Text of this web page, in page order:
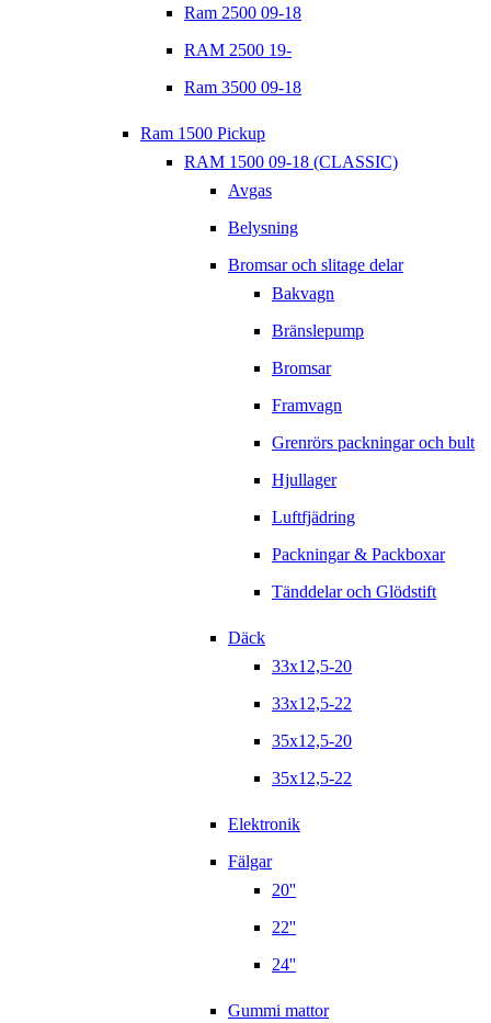
Ram 2500 09-18
RAM 2500 19-
Ram 3500 09-18
Ram 1500 Pickup
RAM 1500 09-18 (CLASSIC)
Avgas
Belysning
Bromsar och slitage delar
Bakvagn
Bränslepump
Bromsar
Framvagn
Grenrörs packningar och bult
Hjullager
Luftfjädring
Packningar & Packboxar
Tänddelar och Glödstift
Däck
33x12,5-20
33x12,5-22
35x12,5-20
35x12,5-22
Elektronik
Fälgar
20''
22''
24''
Gummi mattor